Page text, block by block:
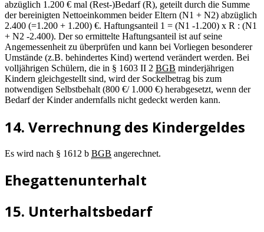
abzüglich 1.200 € mal (Rest-)Bedarf (R), geteilt durch die Summe
der bereinigten Nettoeinkommen beider Eltern (N1 + N2) abzüglich
2.400 (=1.200 + 1.200) €. Haftungsanteil 1 = (N1 -1.200) x R : (N1
+ N2 -2.400). Der so ermittelte Haftungsanteil ist auf seine
Angemessenheit zu überprüfen und kann bei Vorliegen besonderer
Umstände (z.B. behindertes Kind) wertend verändert werden. Bei
volljährigen Schülern, die in § 1603 II 2 BGB minderjährigen
Kindern gleichgestellt sind, wird der Sockelbetrag bis zum
notwendigen Selbstbehalt (800 €/ 1.000 €) herabgesetzt, wenn der
Bedarf der Kinder andernfalls nicht gedeckt werden kann.
14. Verrechnung des Kindergeldes
Es wird nach § 1612 b BGB angerechnet.
Ehegattenunterhalt
15. Unterhaltsbedarf